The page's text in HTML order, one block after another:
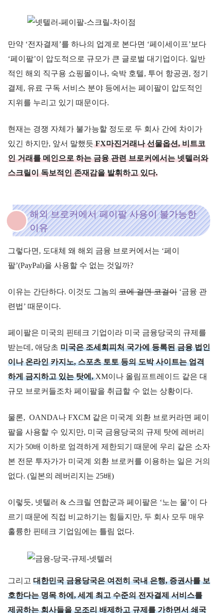
만약 ‘전자결제’를 하나의 업계로 본다면 ‘페이세이프’보다
‘페이팔’이 압도적으로 규모가 큰 글로벌 대기업이다. 일반
적인 해외 직구용 쇼핑몰이나, 숙박 호텔, 투어 항공권, 정기
결제, 유료 구독 서비스 분야 등에서는 페이팔이 압도적인
지위를 누리고 있기 때문이다.
현재는 경쟁 자체가 불가능할 정도로 두 회사 간에 차이가
있긴 하지만, 앞서 말했듯FX마진거래나 선물옵션, 비트코
인 거래를 메인으로 하는 금융 관련 브로커에서는 넷텔러와
스크릴이 독보적인 존재감을 발휘하고 있다.
해외 브로커에서 페이팔 사용이 불가능한
이유
그렇다면, 도대체 왜 해외 금융 브로커에서는 ‘페이
팔’(PayPal)을 사용할 수 없는 것일까?
이유는 간단하다. 이것도 그놈의 코에 걸면 코걸이 ‘금융 관
련법’ 때문이다.
페이팔은 미국의 핀테크 기업이라 미국 금융당국의 규제를
받는데, 애당초 미국은 조세회피처 국가에 등록된 금융 법인
이나 온라인 카지노, 스포츠 토토 등의 도박 사이트는 엄격
하게 금지하고 있는 탓에,XM이나 올림프트레이드 같은 대
규모 브로커들조차 페이팔을 취급할 수 없는 상황이다.
물론, OANDA나 FXCM 같은 미국계 외환 브로커라면 페이
팔을 사용할 수 있지만, 미국 금융당국의 규제 탓에 레버리
지가 50배 이하로 엄격하게 제한되기 때문에 우리 같은 소자
본 전문 투자가가 미국계 외환 브로커를 이용하는 일은 거의
없다. (일본의 레버리지는 25배)
이렇듯, 넷텔러 & 스크릴 연합군과 페이팔은 ‘노는 물’이 다
르기 때문에 직접 비교하기는 힘들지만, 두 회사 모두 매우
훌륭한 핀테크 기업임에는 틀림 없다.
그리고 대한민국 금융당국은 여전히 국내 은행, 증권사를 보
호한다는 명목 하에, 세계 최고 수준의 전자결제 서비스를
제공하는 회사들을 모조리 배제하고 규제를 가하면서 쇄국